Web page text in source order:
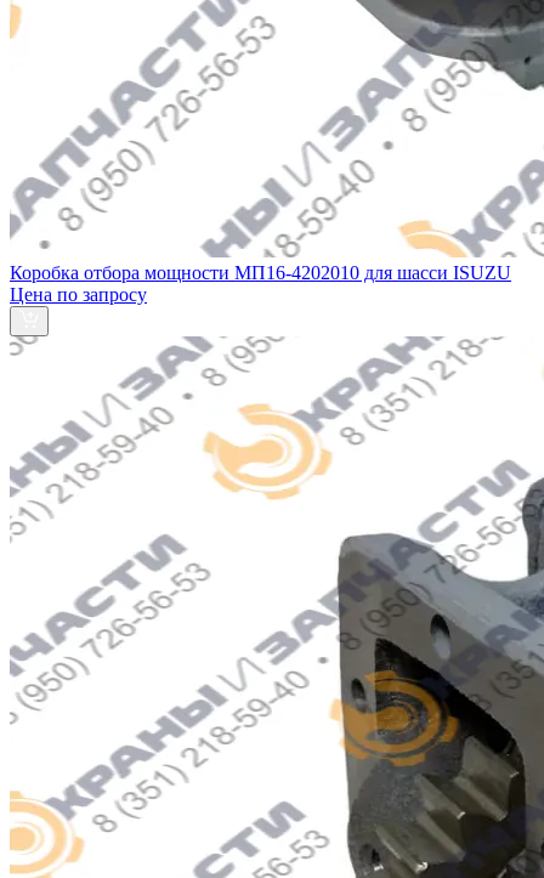
Коробка отбора мощности МП16-4202010 для шасси ISUZU
Цена по запросу